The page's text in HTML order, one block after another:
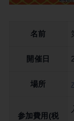
名前
開催日
場所
参加費用(税